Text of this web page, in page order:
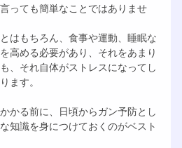
っても簡単なことではありませ
はもちろん、食事や運動、睡眠な
高める必要があり、それをあまり
、それ自体がストレスになってし
ます。
かる前に、日頃からガン予防とし
知識を身につけておくのがベスト